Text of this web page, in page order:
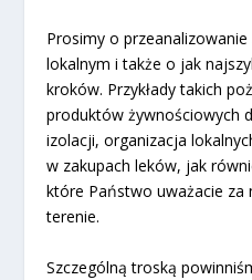
Prosimy o
lokalnym i także o jak
kroków. Przykłady takich
produktów żywnościowych
izolacji, organizacja
w zakupach leków, jak
które Państwo uważacie za
terenie.
Szczególną troską